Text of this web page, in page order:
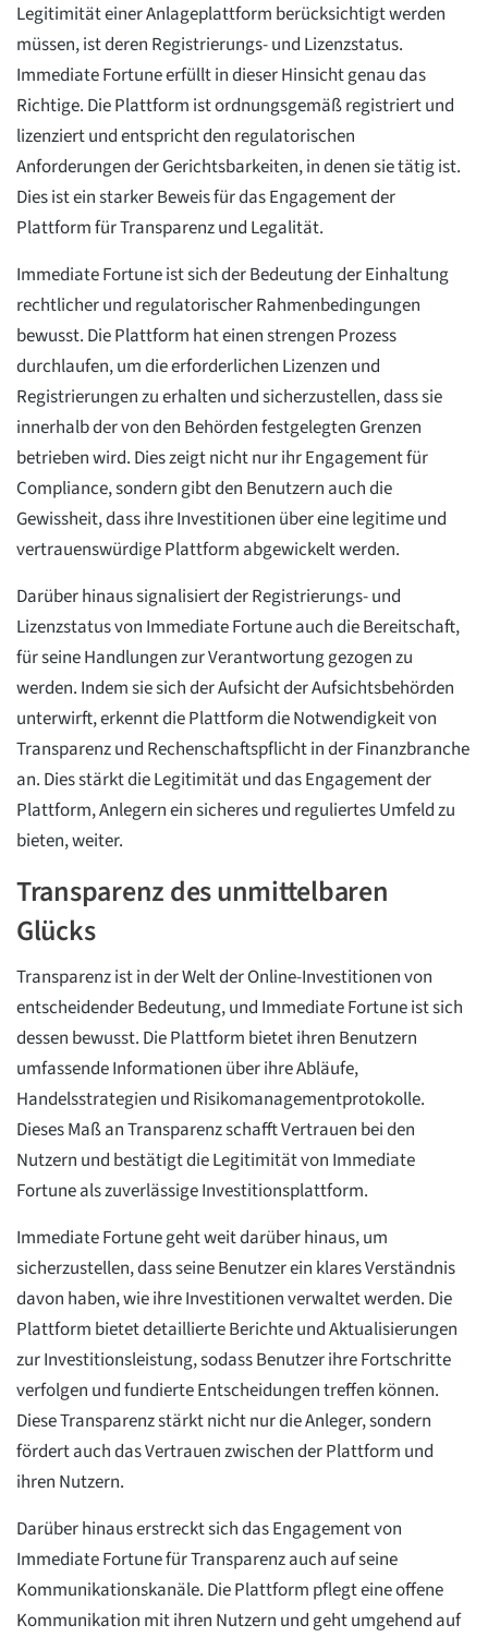
Legitimität einer Anlageplattform berücksichtigt werden
müssen, ist deren Registrierungs- und Lizenzstatus.
Immediate Fortune erfüllt in dieser Hinsicht genau das
Richtige. Die Plattform ist ordnungsgemäß registriert und
lizenziert und entspricht den regulatorischen
Anforderungen der Gerichtsbarkeiten, in denen sie tätig ist.
Dies ist ein starker Beweis für das Engagement der
Plattform für Transparenz und Legalität.
Immediate Fortune ist sich der Bedeutung der Einhaltung
rechtlicher und regulatorischer Rahmenbedingungen
bewusst. Die Plattform hat einen strengen Prozess
durchlaufen, um die erforderlichen Lizenzen und
Registrierungen zu erhalten und sicherzustellen, dass sie
innerhalb der von den Behörden festgelegten Grenzen
betrieben wird. Dies zeigt nicht nur ihr Engagement für
Compliance, sondern gibt den Benutzern auch die
Gewissheit, dass ihre Investitionen über eine legitime und
vertrauenswürdige Plattform abgewickelt werden.
Darüber hinaus signalisiert der Registrierungs- und
Lizenzstatus von Immediate Fortune auch die Bereitschaft,
für seine Handlungen zur Verantwortung gezogen zu
werden. Indem sie sich der Aufsicht der Aufsichtsbehörden
unterwirft, erkennt die Plattform die Notwendigkeit von
Transparenz und Rechenschaftspflicht in der Finanzbranche
an. Dies stärkt die Legitimität und das Engagement der
Plattform, Anlegern ein sicheres und reguliertes Umfeld zu
bieten, weiter.
Transparenz des unmittelbaren
Glücks
Transparenz ist in der Welt der Online-Investitionen von
entscheidender Bedeutung, und Immediate Fortune ist sich
dessen bewusst. Die Plattform bietet ihren Benutzern
umfassende Informationen über ihre Abläufe,
Handelsstrategien und Risikomanagementprotokolle.
Dieses Maß an Transparenz schafft Vertrauen bei den
Nutzern und bestätigt die Legitimität von Immediate
Fortune als zuverlässige Investitionsplattform.
Immediate Fortune geht weit darüber hinaus, um
sicherzustellen, dass seine Benutzer ein klares Verständnis
davon haben, wie ihre Investitionen verwaltet werden. Die
Plattform bietet detaillierte Berichte und Aktualisierungen
zur Investitionsleistung, sodass Benutzer ihre Fortschritte
verfolgen und fundierte Entscheidungen treffen können.
Diese Transparenz stärkt nicht nur die Anleger, sondern
fördert auch das Vertrauen zwischen der Plattform und
ihren Nutzern.
Darüber hinaus erstreckt sich das Engagement von
Immediate Fortune für Transparenz auch auf seine
Kommunikationskanäle. Die Plattform pflegt eine offene
Kommunikation mit ihren Nutzern und geht umgehend auf